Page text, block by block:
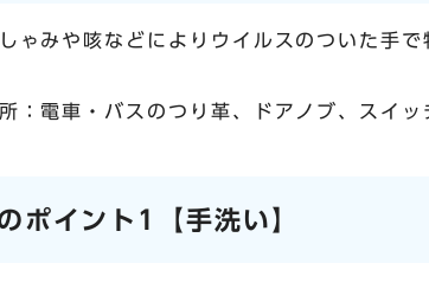
ゃみや咳などによりウイルスのついた手
：電車・バスのつり革、ドアノブ、スイッ
ポイント1【手洗い】